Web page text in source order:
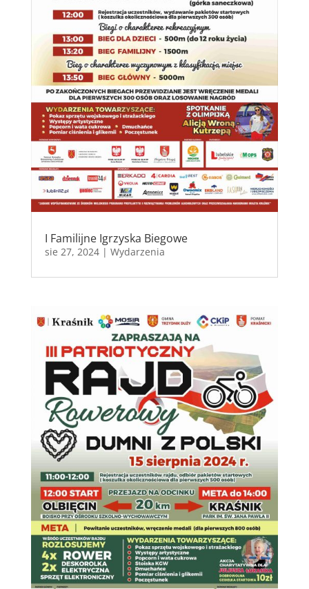
I Familijne Igrzyska Biegowe
sie 27, 2024| Wydarzenia